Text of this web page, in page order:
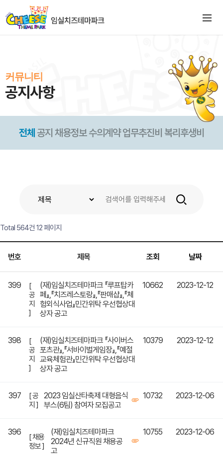
커뮤니티
공지사항
전체 공지 채용정보 수의계약 업무추진비 복리후생비
Total 564건 12 페이지
번호 제목 조회 날짜
399
[
공
지
]
(재)임실치즈테마파크 『루프탑카
페』,『치즈레스토랑』,『판매샵』,『체
험외식사업』민간위탁 우선협상대
상자 공고
10662 2023-12-12
398
[
공
지
]
(재)임실치즈테마파크 『사이버스
포츠관』,『서바이벌게임장』,『예절
교육체험관』민간위탁 우선협상대
상자 공고
10379 2023-12-12
397
[ 공
지 ]
2023 임실산타축제 대형음식
부스(6팀) 참여자 모집공고
10732 2023-12-06
396
[ 채용
정보 ]
(재)임실치즈테마파크
2024년 신규직원 채용공
고
10755 2023-12-06